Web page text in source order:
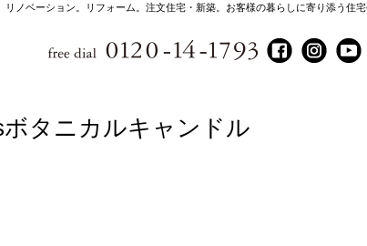
リノベーション。リフォーム。注文住宅・新築。お客様の暮らしに寄り添う住
タニカルキャンドル